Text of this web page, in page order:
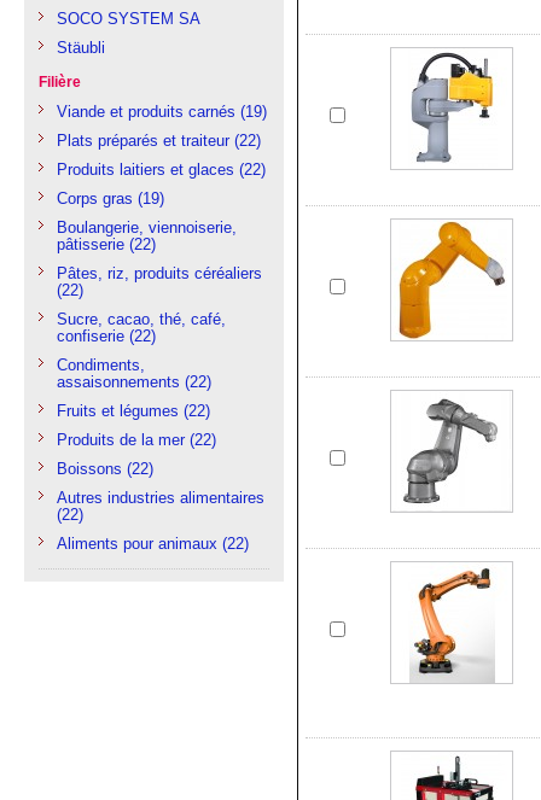
SOCO SYSTEM SA
Stäubli
Filière
Viande et produits carnés (19)
Plats préparés et traiteur (22)
Produits laitiers et glaces (22)
Corps gras (19)
Boulangerie, viennoiserie,
pâtisserie (22)
Pâtes, riz, produits céréaliers
(22)
Sucre, cacao, thé, café,
confiserie (22)
Condiments,
assaisonnements (22)
Fruits et légumes (22)
Produits de la mer (22)
Boissons (22)
Autres industries alimentaires
(22)
Aliments pour animaux (22)